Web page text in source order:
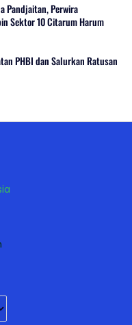
Pandjaitan, Perwira
Sektor 10 Citarum Harum
PHBI dan Salurkan Ratusan